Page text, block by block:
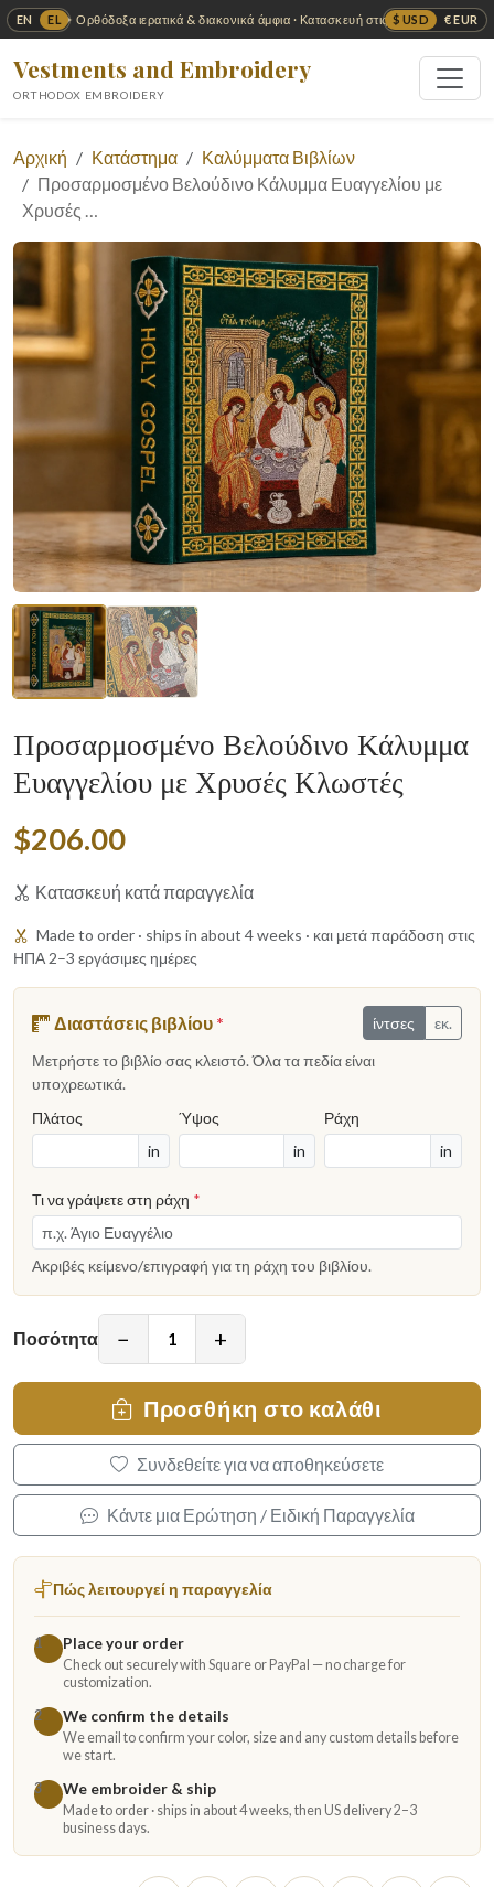
EN EL $ USD € EUR
✦ Ορθόδοξα ιερατικά & διακονικά άμφια · Κατασκευή στις ΗΠΑ ✦
Vestments and Embroidery
ORTHODOX EMBROIDERY
Αρχική Κατάστημα
Καλύμματα Βιβλίων
Προσαρμοσμένο Βελούδινο Κάλυμμα Ευαγγελίου με
Χρυσές …
Προσαρμοσμένο Βελούδινο Κάλυμμα
Ευαγγελίου με Χρυσές Κλωστές
$206.00
Κατασκευή κατά παραγγελία
Made to order · ships in about 4 weeks · και μετά παράδοση στις
ΗΠΑ 2–3 εργάσιμες ημέρες
Διαστάσεις βιβλίου * ίντσες
εκ.
Μετρήστε το βιβλίο σας κλειστό. Όλα τα πεδία είναι
υποχρεωτικά.
Πλάτος
in
Ύψος
in
Ράχη
in
Τι να γράψετε στη ράχη *
Ακριβές κείμενο/επιγραφή για τη ράχη του βιβλίου.
Ποσότητα − +
Προσθήκη στο καλάθι
Συνδεθείτε για να αποθηκεύσετε
Κάντε μια Ερώτηση / Ειδική Παραγγελία
Πώς λειτουργεί η παραγγελία
1 Place your order
Check out securely with Square or PayPal — no charge for
customization.
2
We confirm the details
We email to confirm your color, size and any custom details before
we start.
3
We embroider & ship
Made to order · ships in about 4 weeks, then US delivery 2–3
business days.